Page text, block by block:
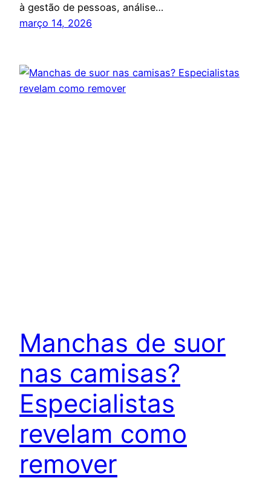
à gestão de pessoas, análise…
março 14, 2026
Manchas de suor
nas camisas?
Especialistas
revelam como
remover